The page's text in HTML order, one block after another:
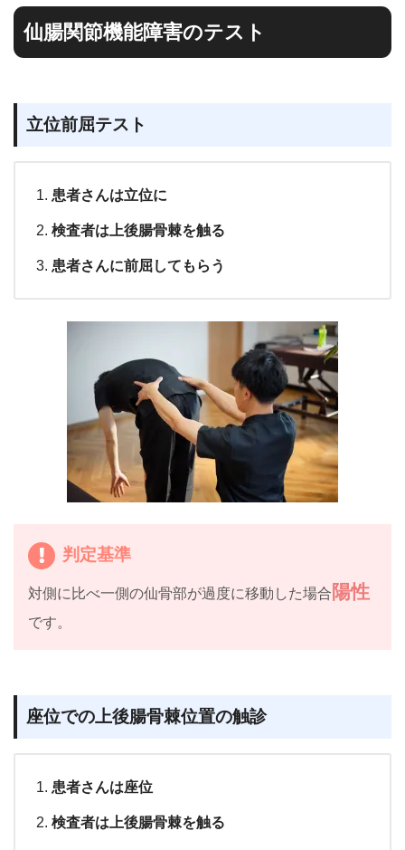
仙腸関節機能障害のテスト
立位前屈テスト
患者さんは立位に
検査者は上後腸骨棘を触る
患者さんに前屈してもらう
判定基準
対側に比べ一側の仙骨部が過度に移動した場合 陽性
です。
座位での上後腸骨棘位置の触診
患者さんは座位
検査者は上後腸骨棘を触る